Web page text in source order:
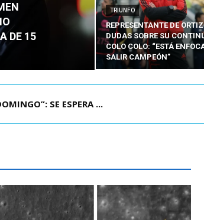
DE 15
TRIUNFO
REPRESENTANTE DE
DUDAS SOBRE SU
COLO COLO: “ESTÁ
SALIR CAMPEÓN”
QUE MURIÓ TRAS SUFRIR ACCID...